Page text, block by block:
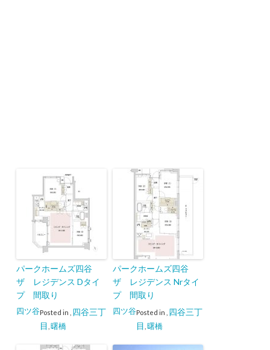
パークホームズ四谷
ザ レジデンス Dタイ
プ 間取り
Posted in
四ツ谷
四谷三丁
目 曙橋
パークホームズ四谷
ザ レジデンス Nrタイ
プ 間取り
Posted in
四ツ谷
四谷三丁
目 曙橋